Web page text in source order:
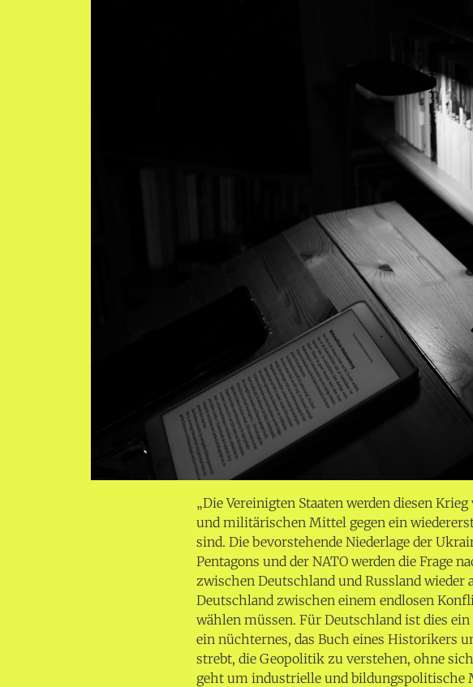
„Die Vereinigten Staaten werden diesen
und militärischen Mittel gegen ein
sind. Die bevorstehende Niederlage der
Pentagons und der NATO werden die Frage
zwischen Deutschland und Russland wieder
Deutschland zwischen einem endlosen
wählen müssen. Für Deutschland ist dies
ein nüchternes, das Buch eines Historikers
strebt, die Geopolitik zu verstehen, ohne
geht um industrielle und bildungspolitische